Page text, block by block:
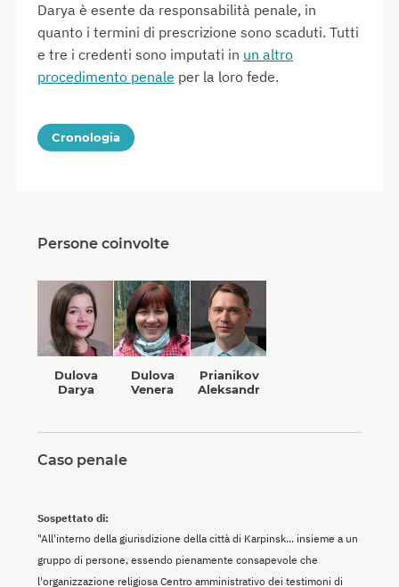
Darya è esente da responsabilità penale, in
quanto i termini di prescrizione sono scaduti. Tutti
e tre i credenti sono imputati in un altro
procedimento penale per la loro fede.
Cronologia
Persone coinvolte
Dulova
Darya
Dulova
Venera
Prianikov
Aleksandr
Caso penale
Sospettato di:
"All'interno della giurisdizione della città di Karpinsk... insieme a un
gruppo di persone, essendo pienamente consapevole che
l'organizzazione religiosa Centro amministrativo dei testimoni di